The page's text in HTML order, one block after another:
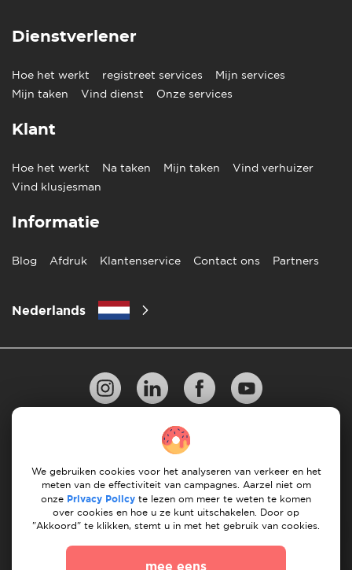
Dienstverlener
Hoe het werkt registreet services
Mijn services
Mijn taken
Vind dienst Onze services
Klant
Hoe het werkt Na taken Mijn taken
Vind verhuizer
Vind klusjesman
Informatie
Blog Afdruk Klantenservice Contact ons Partners
Nederlands
10 regels voor succesvol verhuizen
Richtlijnen voor betaling Algemene Voorwaarden
Annuleren & terugbetalingen
We gebruiken cookies voor het analyseren van verkeer en het
meten van de effectiviteit van campagnes. Aarzel niet om
onze Privacy Policy te lezen om meer te weten te komen
over cookies en hoe u ze kunt uitschakelen. Door op
"Akkoord" te klikken, stemt u in met het gebruik van cookies.
mee eens